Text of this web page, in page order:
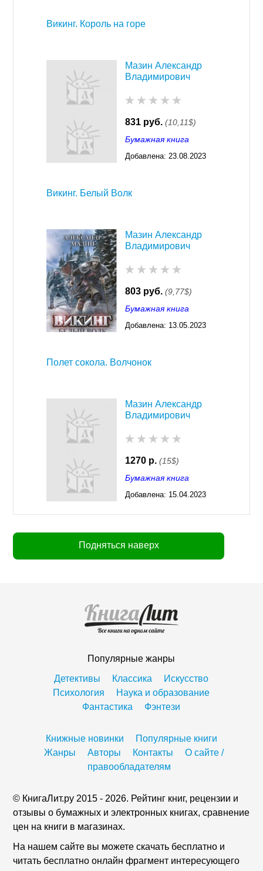
Викинг. Король на горе
Мазин Александр
Владимирович
831 руб. (10,11$)
Бумажная книга
Добавлена: 23.08.2023
Викинг. Белый Волк
Мазин Александр
Владимирович
803 руб. (9,77$)
Бумажная книга
Добавлена: 13.05.2023
Полет сокола. Волчонок
Мазин Александр
Владимирович
1270 р. (15$)
Бумажная книга
Добавлена: 15.04.2023
Подняться наверх
Популярные жанры
Детективы
Классика
Искусство
Психология
Наука и образование
Фантастика
Фэнтези
Книжные новинки
Популярные книги
Жанры
Авторы Контакты
О сайте /
правообладателям
© КнигаЛит.ру 2015 - 2026. Рейтинг книг, рецензии и
отзывы о бумажных и электронных книгах, сравнение
цен на книги в магазинах.
На нашем сайте вы можете скачать бесплатно и
читать бесплатно онлайн фрагмент интересующего